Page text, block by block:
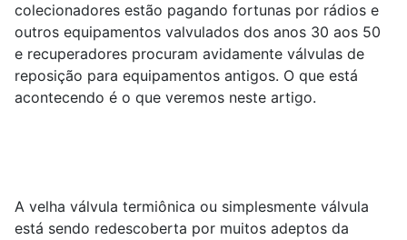
colecionadores estão pagando fortunas por rádios e
outros equipamentos valvulados dos anos 30 aos 50
e recuperadores procuram avidamente válvulas de
reposição para equipamentos antigos. O que está
acontecendo é o que veremos neste artigo.
A velha válvula termiônica ou simplesmente válvula
está sendo redescoberta por muitos adeptos da